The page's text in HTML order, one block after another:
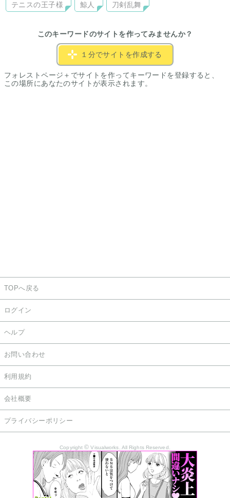
テニスの王子様 鯨人 刀剣乱舞
このキーワードのサイトを作ってみませんか？
１分でサイトを作成する
フォレストページ＋でサイトを作ってキーワードを登録すると、
この場所にあなたのサイトが表示されます。
TOPへ戻る
ログイン
ヘルプ
お問い合わせ
利用規約
会社概要
プライバシーポリシー
Copyright© Visualworks. All Rights Reserved.